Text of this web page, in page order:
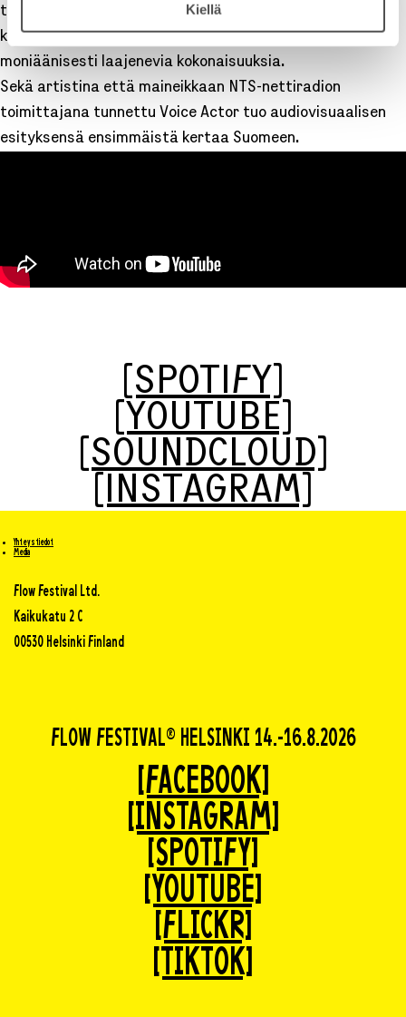
Kiellä
toistaan vaikeammin kiteytettäviä hypnoottisia ja
kuiskaavia trip-hopin, dreampopin ja ambientin
moniäänisesti laajenevia kokonaisuuksia.
Sekä artistina että maineikkaan NTS-nettiradion
toimittajana tunnettu Voice Actor tuo audiovisuaalisen
esityksensä ensimmäistä kertaa Suomeen.
[SPOTIFY]
[YOUTUBE]
[SOUNDCLOUD]
[INSTAGRAM]
Yhteystiedot
Media
Flow Festival Ltd.
Kaikukatu 2 C
00530 Helsinki Finland
FLOW FESTIVAL® HELSINKI 14.-16.8.2026
[FACEBOOK]
[INSTAGRAM]
[SPOTIFY]
[YOUTUBE]
[FLICKR]
[TIKTOK]